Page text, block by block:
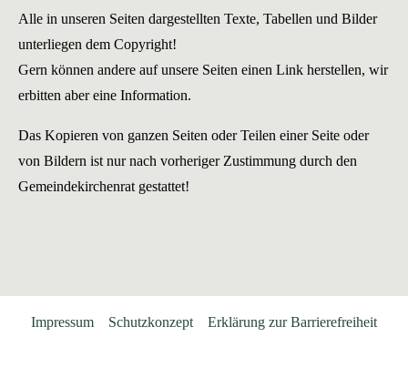
Alle in unseren Seiten dargestellten Texte, Tabellen und Bilder
unterliegen dem Copyright!
Gern können andere auf unsere Seiten einen Link herstellen, wir
erbitten aber eine Information.
Das Kopieren von ganzen Seiten oder Teilen einer Seite oder
von Bildern ist nur nach vorheriger Zustimmung durch den
Gemeindekirchenrat gestattet!
Impressum Schutzkonzept Erklärung zur Barrierefreiheit